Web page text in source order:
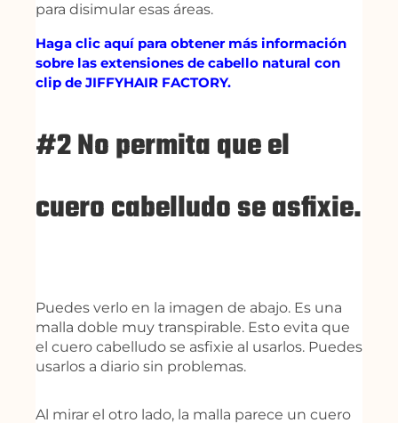
para disimular esas áreas.
Haga clic aquí para obtener más información
sobre las extensiones de cabello natural con
clip de JIFFYHAIR FACTORY.
#2 No permita que el
cuero cabelludo se asfixie.
Puedes verlo en la imagen de abajo. Es una
malla doble muy transpirable. Esto evita que
el cuero cabelludo se asfixie al usarlos. Puedes
usarlos a diario sin problemas.
Al mirar el otro lado, la malla parece un cuero